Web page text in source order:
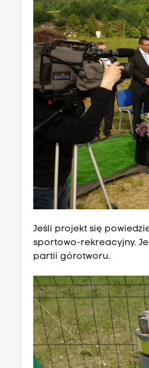
Jeśli projekt się
sportowo-rekreacyjny.
partii górotworu.